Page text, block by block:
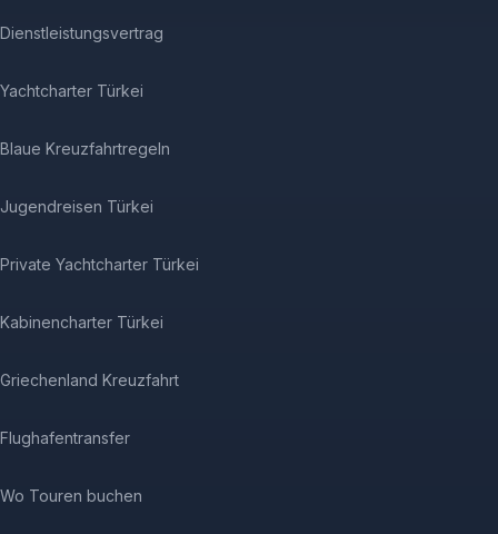
Dienstleistungsvertrag
Yachtcharter Türkei
Blaue Kreuzfahrtregeln
Jugendreisen Türkei
Private Yachtcharter Türkei
Kabinencharter Türkei
Griechenland Kreuzfahrt
Flughafentransfer
Wo Touren buchen